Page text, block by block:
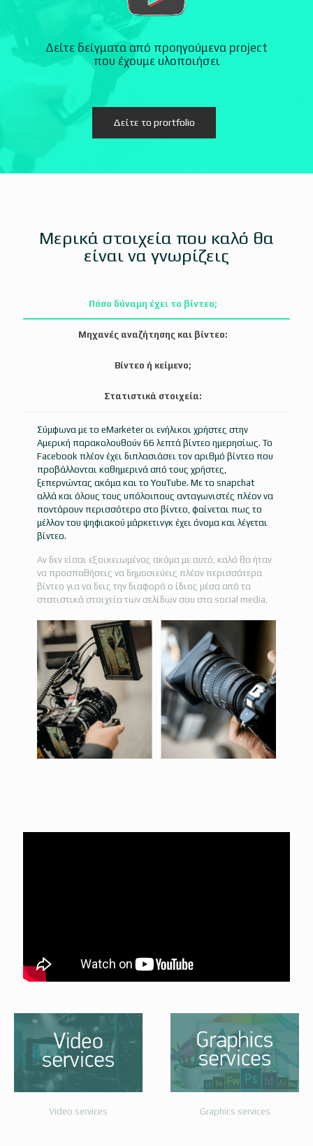
Δείτε δείγματα από προηγούμενα project
που έχουμε υλοποιήσει
Δείτε το prortfolio
Μερικά στοιχεία που καλό θα
είναι να γνωρίζεις
Πόσο δύναμη έχει το βίντεο;
Μηχανές αναζήτησης και βίντεο:
Βίντεο ή κείμενο;
Στατιστικά στοιχεία:
Σύμφωνα με το eMarketer οι ενήλικοι χρήστες στην
Αμερική παρακολουθούν 66 λεπτά βίντεο ημερησίως. Το
Facebook πλέον έχει διπλασιάσει τον αριθμό βίντεο που
προβάλλονται καθημερινά από τους χρήστες,
ξεπερνώντας ακόμα και το YouTube. Με το snapchat
αλλά και όλους τους υπόλοιπους ανταγωνιστές πλέον να
ποντάρουν περισσότερο στο βίντεο, φαίνεται πως το
μέλλον του ψηφιακού μάρκετινγκ έχει όνομα και λέγεται
βίντεο.
Αν δεν είσαι εξοικειωμένος ακόμα με αυτό, καλό θα ήταν
να προσπαθήσεις να δημοσιεύεις πλέον περισσότερα
βίντεο για να δεις την διαφορά ο ίδιος μέσα από τα
στατιστικά στοιχεία των σελίδων σου στα social media.
Video services Graphics services